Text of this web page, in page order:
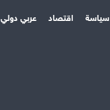
سياسة اقتصاد عربي دولي